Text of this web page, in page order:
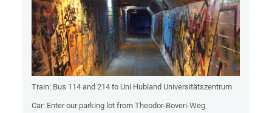
Train: Bus 114 and 214 to Uni Hubland Universitätszentrum
Car: Enter our parking lot from Theodor-Boveri-Weg